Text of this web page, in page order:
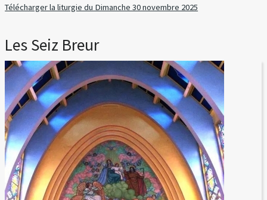
Télécharger la liturgie du Dimanche 30 novembre 2025
Les Seiz Breur